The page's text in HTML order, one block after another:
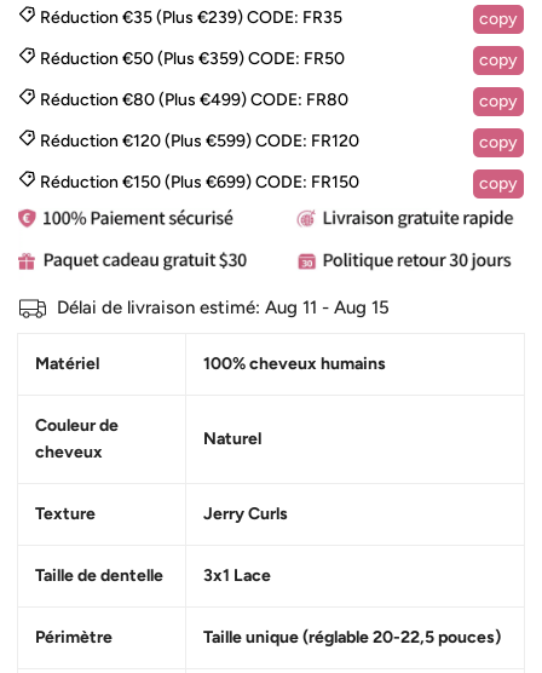
Réduction €35 (Plus €239)CODE: FR35
copy
Réduction €50 (Plus €359)CODE: FR50
copy
Réduction €80 (Plus €499)CODE: FR80
copy
Réduction €120 (Plus €599)CODE: FR120
copy
Réduction €150 (Plus €699)CODE: FR150 copy
Délai de livraison estimé: Aug 11 - Aug 15
Matériel 100% cheveux humains
Couleur de
cheveux
Naturel
Texture Jerry Curls
Taille de dentelle 3x1 Lace
Périmètre Taille unique (réglable 20-22,5 pouces)